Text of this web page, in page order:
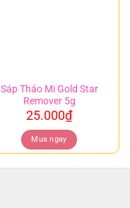
Sáp Tháo Mi Gold Star
Remover 5g
25.000₫
Mua ngay